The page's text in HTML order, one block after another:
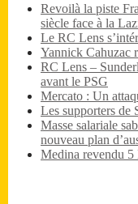
Revoilà la piste
siècle face à la
Le RC Lens
Yannick Cahuzac
RC Lens –
avant le PSG
Mercato : Un
Les supporters de
Masse salariale
nouveau plan
Medina revendu